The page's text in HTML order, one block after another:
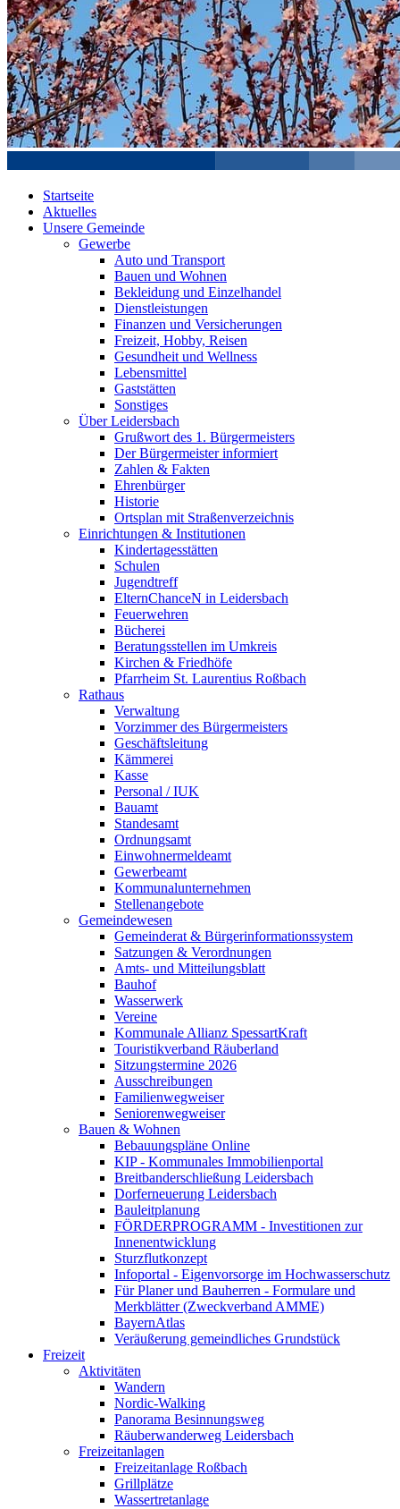
Startseite
Aktuelles
Unsere Gemeinde
Gewerbe
Auto und Transport
Bauen und Wohnen
Bekleidung und Einzelhandel
Dienstleistungen
Finanzen und Versicherungen
Freizeit, Hobby, Reisen
Gesundheit und Wellness
Lebensmittel
Gaststätten
Sonstiges
Über Leidersbach
Grußwort des 1. Bürgermeisters
Der Bürgermeister informiert
Zahlen & Fakten
Ehrenbürger
Historie
Ortsplan mit Straßenverzeichnis
Einrichtungen & Institutionen
Kindertagesstätten
Schulen
Jugendtreff
ElternChanceN in Leidersbach
Feuerwehren
Bücherei
Beratungsstellen im Umkreis
Kirchen & Friedhöfe
Pfarrheim St. Laurentius Roßbach
Rathaus
Verwaltung
Vorzimmer des Bürgermeisters
Geschäftsleitung
Kämmerei
Kasse
Personal / IUK
Bauamt
Standesamt
Ordnungsamt
Einwohnermeldeamt
Gewerbeamt
Kommunalunternehmen
Stellenangebote
Gemeindewesen
Gemeinderat & Bürgerinformationssystem
Satzungen & Verordnungen
Amts- und Mitteilungsblatt
Bauhof
Wasserwerk
Vereine
Kommunale Allianz SpessartKraft
Touristikverband Räuberland
Sitzungstermine 2026
Ausschreibungen
Familienwegweiser
Seniorenwegweiser
Bauen & Wohnen
Bebauungspläne Online
KIP - Kommunales Immobilienportal
Breitbanderschließung Leidersbach
Dorferneuerung Leidersbach
Bauleitplanung
FÖRDERPROGRAMM - Investitionen zur
Innenentwicklung
Sturzflutkonzept
Infoportal - Eigenvorsorge im Hochwasserschutz
Für Planer und Bauherren - Formulare und
Merkblätter (Zweckverband AMME)
BayernAtlas
Veräußerung gemeindliches Grundstück
Freizeit
Aktivitäten
Wandern
Nordic-Walking
Panorama Besinnungsweg
Räuberwanderweg Leidersbach
Freizeitanlagen
Freizeitanlage Roßbach
Grillplätze
Wassertretanlage